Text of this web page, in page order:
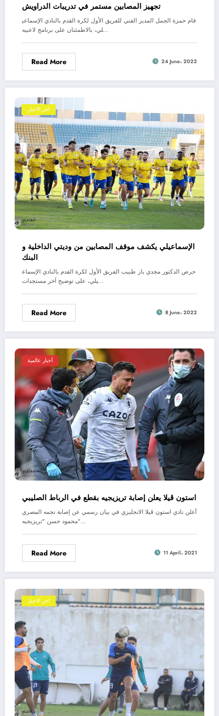
تجهيز المصابين مستمر في تدريبات الدراويش
قام حمزة الجمل المدير الفني للفريق الأول لكرة القدم بالنادي الإسماعي
لي، بالاطمئنان على برنامج لاعبيه…
Read More 24 June، 2022
اخر الاخبار
الإسماعيلي يكشف موقف المصابين من وديتي الداخلية و
البنك
حرص الدكتور مجدي باز طبيب الفريق الأول لكرة القدم بالنادي الإسماع
يلي، على توضيح آخر مستجدات…
Read More 8 June، 2022
أخبار عالمية
استون ڤيلا يعلن إصابة تريزيجيه بقطع في الرباط الصليبي
أعلن نادي استون ڤيلا الانجليزي في بيان رسمي عن إصابة نجمه المصري
محمود حسن "تريزيجيه"…
Read More 11 April، 2021
اخر الاخبار